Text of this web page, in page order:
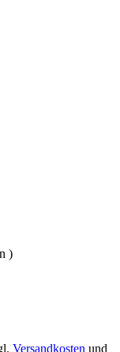
Versandkosten und